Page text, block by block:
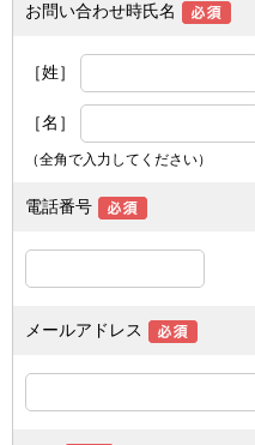
お問い合わせ時氏名
［姓］
［名］
（全角で入力してください）
電話番号
メールアドレス